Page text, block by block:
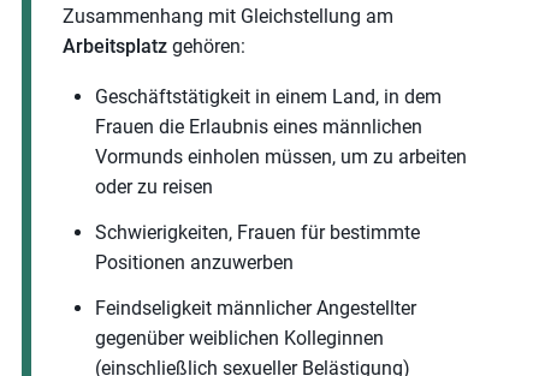
Zusammenhang mit Gleichstellung am
Arbeitsplatzgehören:
Geschäftstätigkeit in einem Land, in dem
Frauen die Erlaubnis eines männlichen
Vormunds einholen müssen, um zu arbeiten
oder zu reisen
Schwierigkeiten, Frauen für bestimmte
Positionen anzuwerben
Feindseligkeit männlicher Angestellter
gegenüber weiblichen Kolleginnen
(einschließlich sexueller Belästigung)